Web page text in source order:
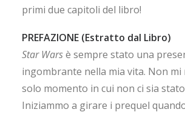
primi due capitoli del libro!
PREFAZIONE (Estratto dal Libro)
Star Warsè sempre stato una
ingombrante nella mia vita. Non mi
solo momento in cui non ci sia
Iniziammo a girare i prequel